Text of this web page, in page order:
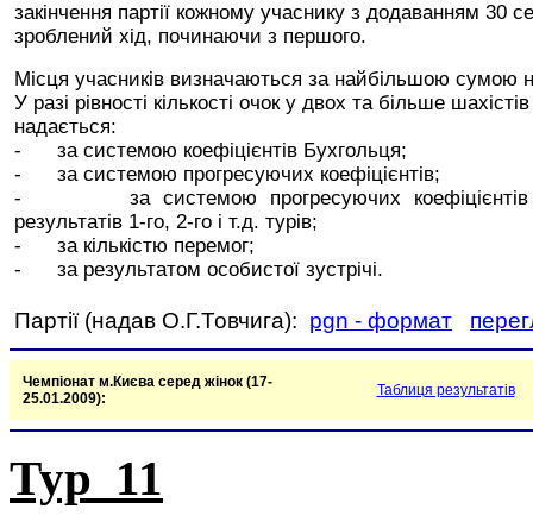
закінчення партії кожному учаснику з додаванням 30
зроблений хід, починаючи з першого.
Місця учасників визначаються за найбільшою сумою
У разі рівності кількості очок у двох та більше
надається:
-
за системою коефіцієнтів Бухгольця;
-
за системою прогресуючих коефіцієнтів;
-
за системою прогресуючих
результатів 1-го, 2-го і т.д. турів;
-
за кількістю перемог;
-
за результатом особистої зустрічі.
Партії (надав О.Г.Товчига): pgn - формат
Чемпіонат м.Києва серед жінок (17-
25.01.2009):
Таблиця результатів
Тур 11